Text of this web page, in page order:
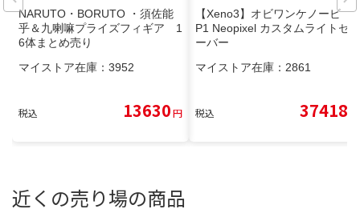
NARUTO・BORUTO ・須佐能
乎＆九喇嘛プライズフィギア 1
6体まとめ売り
マイストア在庫： 3952
税込 13630円
【Xeno3】オビワンケノービ E
P1 Neopixel カスタムライトセ
ーバー
マイストア在庫： 2861
税込 37418
近くの売り場の商品